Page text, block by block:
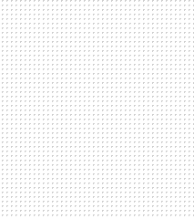
MAIL